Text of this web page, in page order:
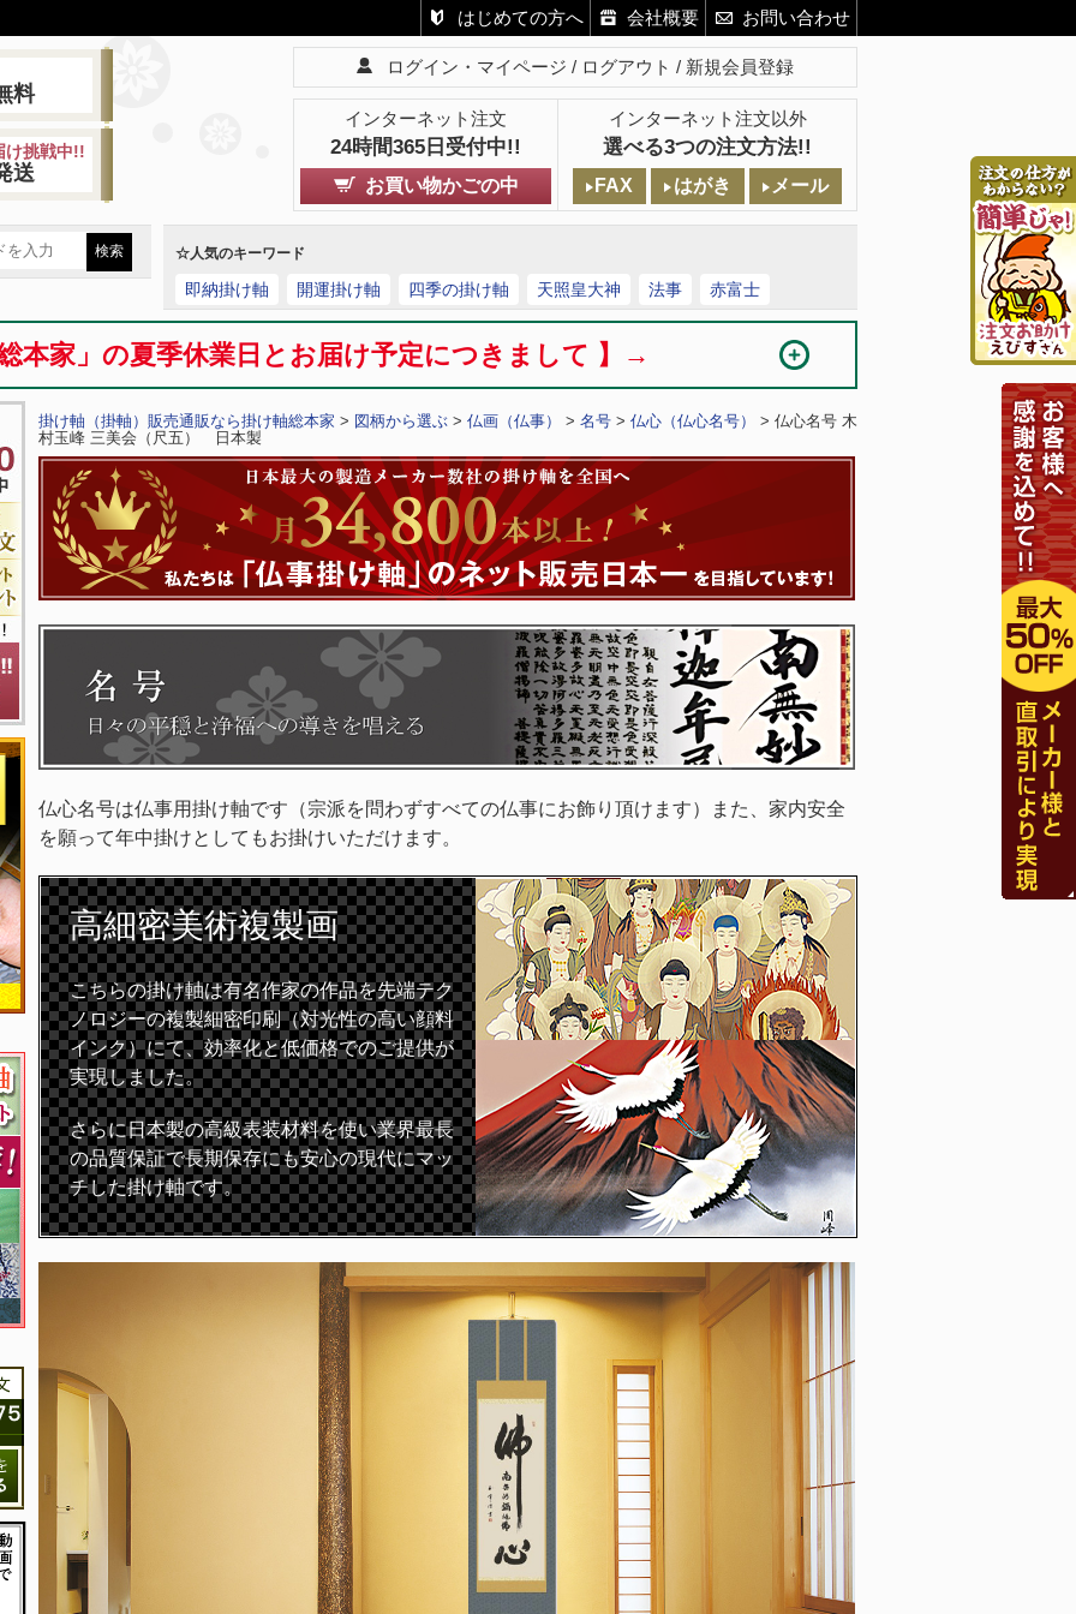
はじめての方へ 会社概要 お問い合わせ
料
け挑戦中!!
送
ログイン・マイページ ログアウト 新規会員登録
インターネット注文
24時間365日受付中!!
インターネット注文以外
選べる3つの注文方法!!
お買い物かごの中 FAX はがき メール
☆人気のキーワード
即納掛け軸 開運掛け軸 四季の掛け軸 天照皇大神 法事 赤富士
本家」の夏季休業日とお届け予定につきまして 】→
掛け軸（掛軸）販売通販なら掛け軸総本家 > 図柄から選ぶ > 仏画（仏事） > 名号 > 仏心（仏心名号）
> 仏心名号 木
村玉峰 三美会（尺五） 日本製
仏心名号は仏事用掛け軸です（宗派を問わずすべての仏事にお飾り頂けます）また、家内安全
を願って年中掛けとしてもお掛けいただけます。
高細密美術複製画
こちらの掛け軸は有名作家の作品を先端テク
ノロジーの複製細密印刷（対光性の高い顔料
インク）にて、効率化と低価格でのご提供が
実現しました。
さらに日本製の高級表装材料を使い業界最長
の品質保証で長期保存にも安心の現代にマッ
チした掛け軸です。